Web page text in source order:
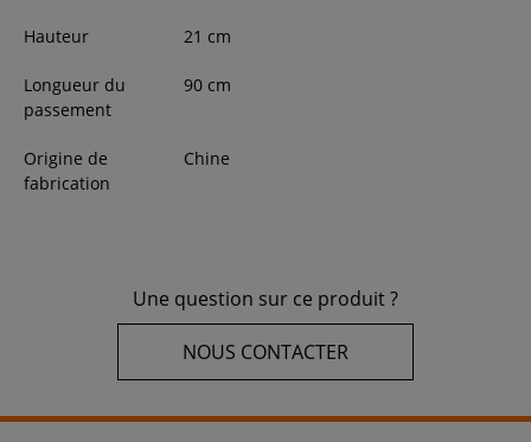
Hauteur 21 cm
Longueur du
passement
90 cm
Origine de
fabrication
Chine
Une question sur ce produit ?
NOUS CONTACTER